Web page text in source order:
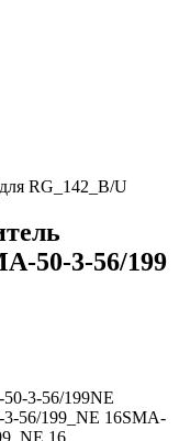
RG_142_B/U
50-3-56/199
3-56/199NE
56/199_NE 16SMA-